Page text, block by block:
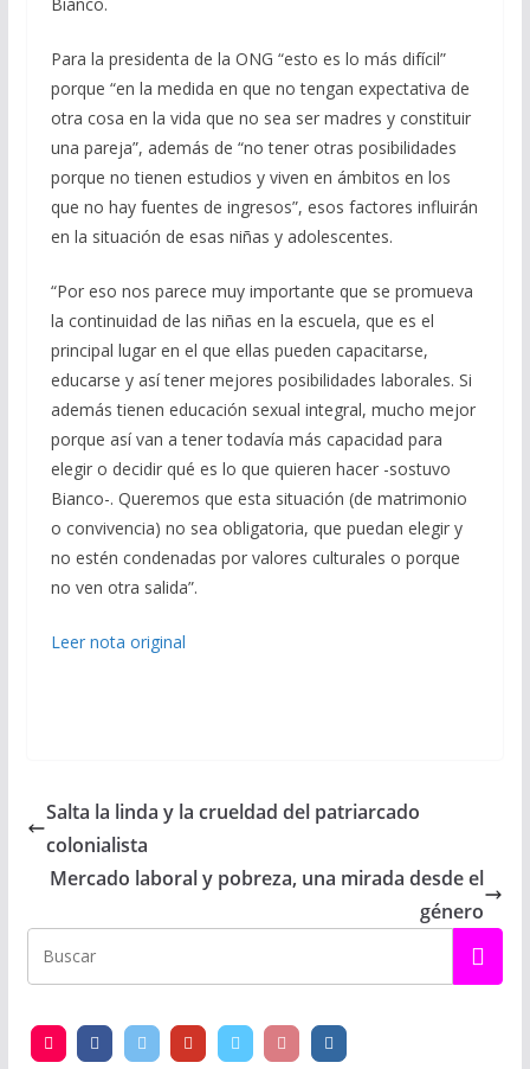
Para la presidenta de la ONG “esto es lo más difícil”
porque “en la medida en que no tengan expectativa de
otra cosa en la vida que no sea ser madres y constituir
una pareja”, además de “no tener otras posibilidades
porque no tienen estudios y viven en ámbitos en los
que no hay fuentes de ingresos”, esos factores influirán
en la situación de esas niñas y adolescentes.
“Por eso nos parece muy importante que se promueva
la continuidad de las niñas en la escuela, que es el
principal lugar en el que ellas pueden capacitarse,
educarse y así tener mejores posibilidades laborales. Si
además tienen educación sexual integral, mucho mejor
porque así van a tener todavía más capacidad para
elegir o decidir qué es lo que quieren hacer -sostuvo
Bianco-. Queremos que esta situación (de matrimonio
o convivencia) no sea obligatoria, que puedan elegir y
no estén condenadas por valores culturales o porque
no ven otra salida”.
Leer nota original
Salta la linda y la crueldad del patriarcado
colonialista
Mercado laboral y pobreza, una mirada desde el
género